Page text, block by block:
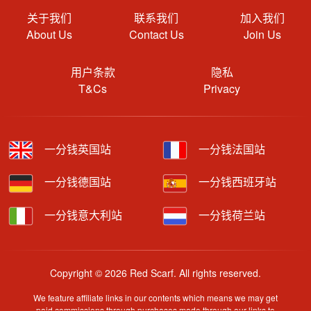
关于我们
About Us
联系我们
Contact Us
加入我们
Join Us
用户条款
T&Cs
隐私
Privacy
一分钱英国站 一分钱法国站
一分钱德国站 一分钱西班牙站
一分钱意大利站 一分钱荷兰站
Copyright © 2026 Red Scarf. All rights reserved.
We feature affiliate links in our contents which means we may get